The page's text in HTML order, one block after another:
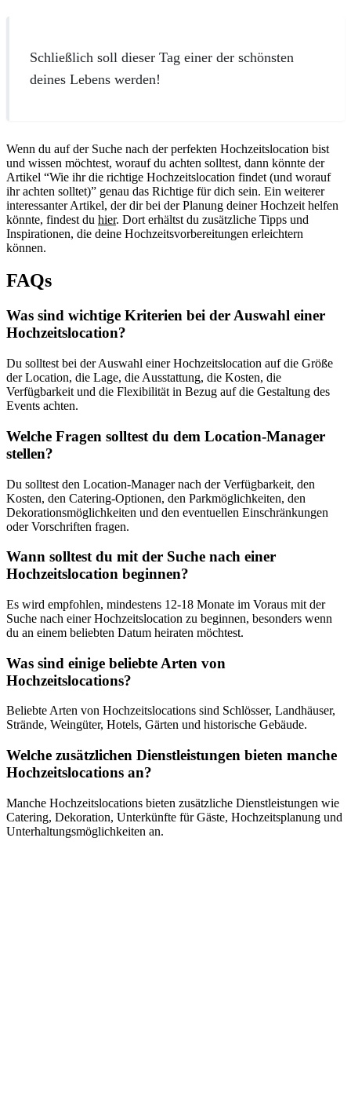
Schließlich soll dieser Tag einer der schönsten
deines Lebens werden!
Wenn du auf der Suche nach der perfekten Hochzeitslocation bist
und wissen möchtest, worauf du achten solltest, dann könnte der
Artikel “Wie ihr die richtige Hochzeitslocation findet (und worauf
ihr achten solltet)” genau das Richtige für dich sein. Ein weiterer
interessanter Artikel, der dir bei der Planung deiner Hochzeit helfen
könnte, findest du hier. Dort erhältst du zusätzliche Tipps und
Inspirationen, die deine Hochzeitsvorbereitungen erleichtern
können.
FAQs
Was sind wichtige Kriterien bei der Auswahl einer
Hochzeitslocation?
Du solltest bei der Auswahl einer Hochzeitslocation auf die Größe
der Location, die Lage, die Ausstattung, die Kosten, die
Verfügbarkeit und die Flexibilität in Bezug auf die Gestaltung des
Events achten.
Welche Fragen solltest du dem Location-Manager
stellen?
Du solltest den Location-Manager nach der Verfügbarkeit, den
Kosten, den Catering-Optionen, den Parkmöglichkeiten, den
Dekorationsmöglichkeiten und den eventuellen Einschränkungen
oder Vorschriften fragen.
Wann solltest du mit der Suche nach einer
Hochzeitslocation beginnen?
Es wird empfohlen, mindestens 12-18 Monate im Voraus mit der
Suche nach einer Hochzeitslocation zu beginnen, besonders wenn
du an einem beliebten Datum heiraten möchtest.
Was sind einige beliebte Arten von
Hochzeitslocations?
Beliebte Arten von Hochzeitslocations sind Schlösser, Landhäuser,
Strände, Weingüter, Hotels, Gärten und historische Gebäude.
Welche zusätzlichen Dienstleistungen bieten manche
Hochzeitslocations an?
Manche Hochzeitslocations bieten zusätzliche Dienstleistungen wie
Catering, Dekoration, Unterkünfte für Gäste, Hochzeitsplanung und
Unterhaltungsmöglichkeiten an.